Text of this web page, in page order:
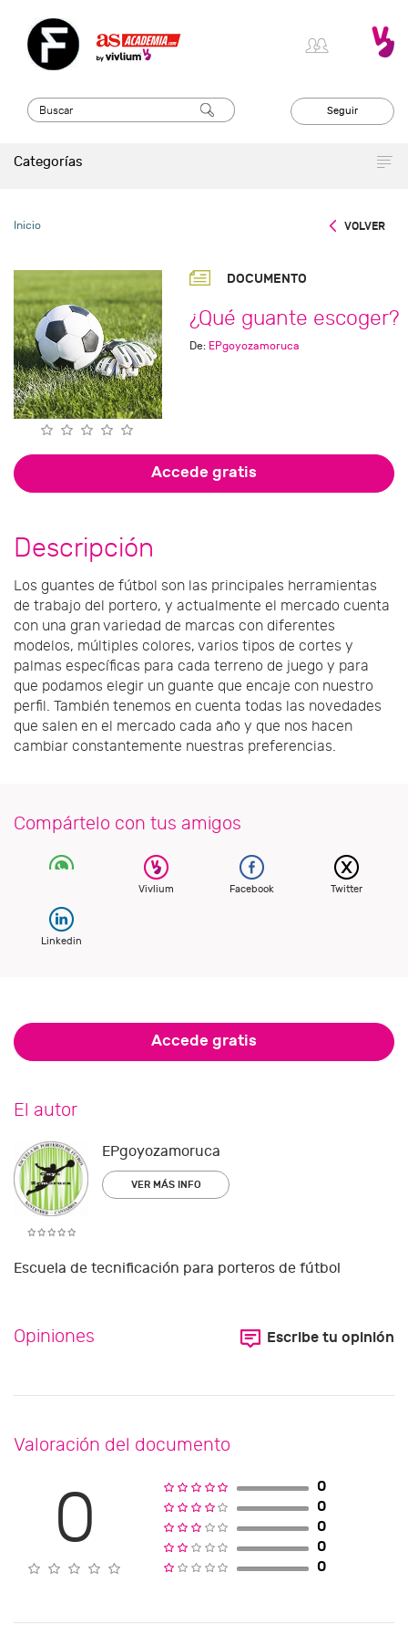
Seguir
Categorías
Inicio VOLVER
DOCUMENTO
¿Qué guante escoger?
De: EPgoyozamoruca
Accede gratis
Descripción
Los guantes de fútbol son las principales herramientas
de trabajo del portero, y actualmente el mercado cuenta
con una gran variedad de marcas con diferentes
modelos, múltiples colores, varios tipos de cortes y
palmas específicas para cada terreno de juego y para
que podamos elegir un guante que encaje con nuestro
perfil. También tenemos en cuenta todas las novedades
que salen en el mercado cada año y que nos hacen
cambiar constantemente nuestras preferencias.
Compártelo con tus amigos
Vivlium Facebook Twitter
Linkedin
Accede gratis
El autor
EPgoyozamoruca
VER MÁS INFO
Escuela de tecnificación para porteros de fútbol
Opiniones Escribe tu opinión
Valoración del documento
0
0
0
0
0
0